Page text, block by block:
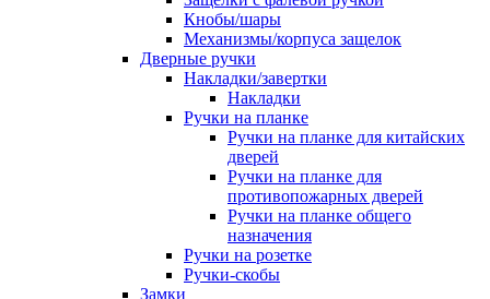
Кнобы/шары
Механизмы/корпуса защелок
Дверные ручки
Накладки/завертки
Накладки
Ручки на планке
Ручки на планке для китайских
дверей
Ручки на планке для
противопожарных дверей
Ручки на планке общего
назначения
Ручки на розетке
Ручки-скобы
Замки